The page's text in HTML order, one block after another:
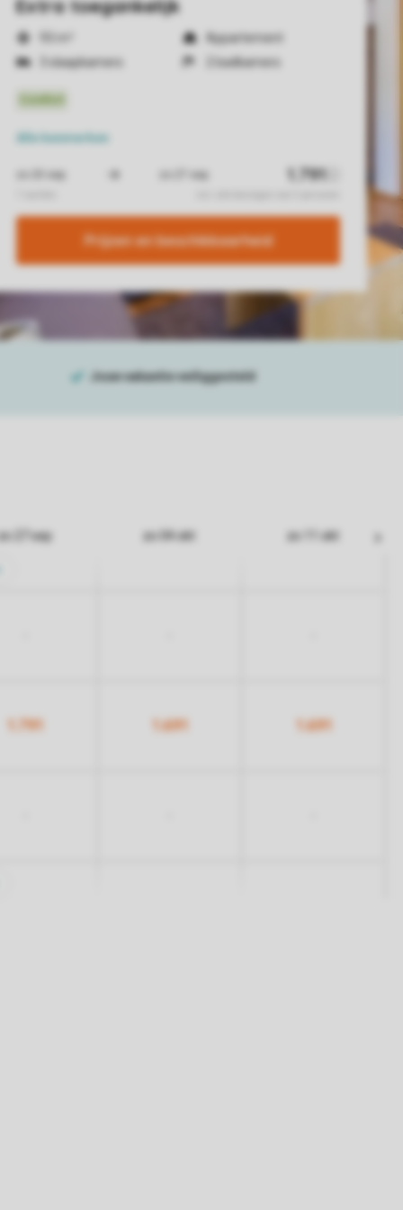
Extra toegankelijk
Appartement
3 slaapkamers
2 badkamers
Alle kenmerken
Prijzen en beschikbaarheid
zo 27 sep zo 04 okt zo 11 okt
1.791 1.691 1.691